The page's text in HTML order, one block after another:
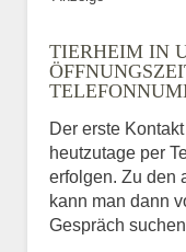
TIERHEIM IN
Der erste
heutzutage per
erfolgen. Zu den
kann man dann
Gespräch